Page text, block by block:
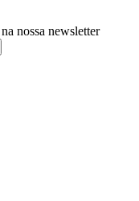
nossa newsletter